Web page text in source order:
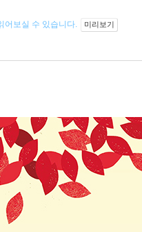
어보실 수 있습니다. 미리보기